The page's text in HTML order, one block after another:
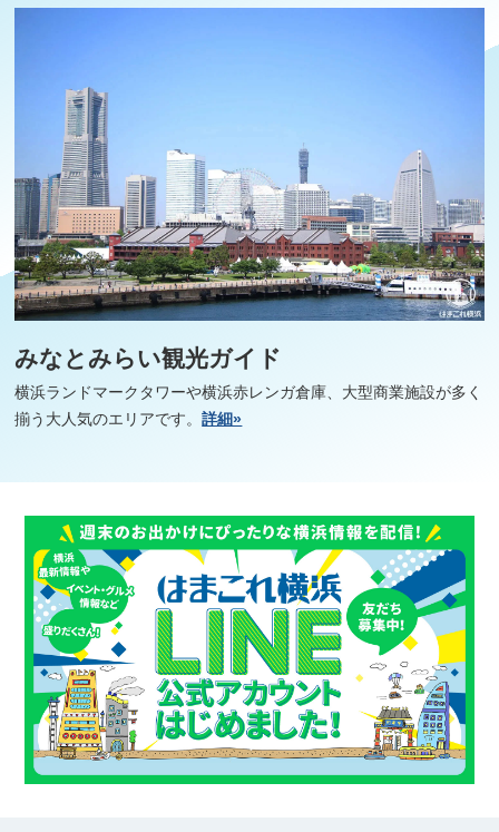
みなとみらい観光ガイド
横浜ランドマークタワーや横浜赤レンガ倉庫、大型商業施設が多く
揃う大人気のエリアです。詳細»